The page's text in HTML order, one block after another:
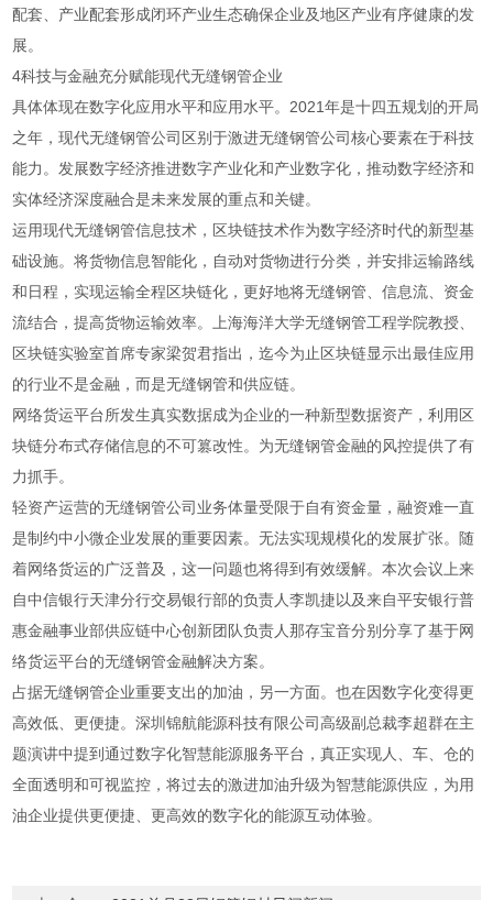
配套、产业配套形成闭环产业生态确保企业及地区产业有序健康的发
展。
4科技与金融充分赋能现代无缝钢管企业
具体体现在数字化应用水平和应用水平。2021年是十四五规划的开局
之年，现代无缝钢管公司区别于激进无缝钢管公司核心要素在于科技
能力。发展数字经济推进数字产业化和产业数字化，推动数字经济和
实体经济深度融合是未来发展的重点和关键。
运用现代无缝钢管信息技术，区块链技术作为数字经济时代的新型基
础设施。将货物信息智能化，自动对货物进行分类，并安排运输路线
和日程，实现运输全程区块链化，更好地将无缝钢管、信息流、资金
流结合，提高货物运输效率。上海海洋大学无缝钢管工程学院教授、
区块链实验室首席专家梁贺君指出，迄今为止区块链显示出最佳应用
的行业不是金融，而是无缝钢管和供应链。
网络货运平台所发生真实数据成为企业的一种新型数据资产，利用区
块链分布式存储信息的不可篡改性。为无缝钢管金融的风控提供了有
力抓手。
轻资产运营的无缝钢管公司业务体量受限于自有资金量，融资难一直
是制约中小微企业发展的重要因素。无法实现规模化的发展扩张。随
着网络货运的广泛普及，这一问题也将得到有效缓解。本次会议上来
自中信银行天津分行交易银行部的负责人李凯捷以及来自平安银行普
惠金融事业部供应链中心创新团队负责人那存宝音分别分享了基于网
络货运平台的无缝钢管金融解决方案。
占据无缝钢管企业重要支出的加油，另一方面。也在因数字化变得更
高效低、更便捷。深圳锦航能源科技有限公司高级副总裁李超群在主
题演讲中提到通过数字化智慧能源服务平台，真正实现人、车、仓的
全面透明和可视监控，将过去的激进加油升级为智慧能源供应，为用
油企业提供更便捷、更高效的数字化的能源互动体验。